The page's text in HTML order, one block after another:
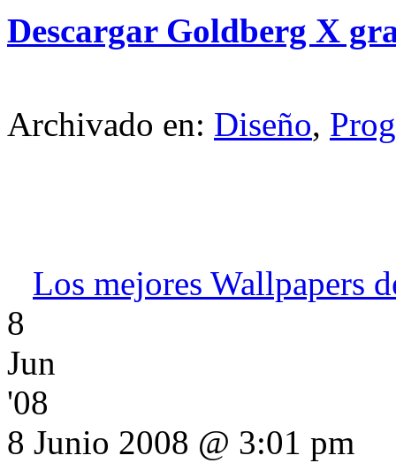
Descargar Goldberg X
Archivado en: Diseño,
Los mejores Wallpapers
8
Jun
'08
8 Junio 2008 @ 3:01 pm